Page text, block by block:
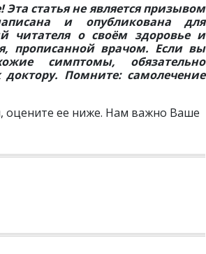
статья не является призывом
и опубликована для
читателя о своём здоровье и
прописанной врачом. Если вы
симптомы, обязательно
Помните: самолечение
оцените ее ниже. Нам важно Ваше